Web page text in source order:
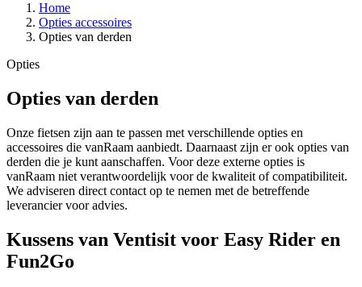
Home
Opties accessoires
Opties van derden
Opties
Opties van derden
Onze fietsen zijn aan te passen met verschillende opties en
accessoires die vanRaam aanbiedt. Daarnaast zijn er ook opties van
derden die je kunt aanschaffen. Voor deze externe opties is
vanRaam niet verantwoordelijk voor de kwaliteit of compatibiliteit.
We adviseren direct contact op te nemen met de betreffende
leverancier voor advies.
Kussens van Ventisit voor Easy Rider en
Fun2Go